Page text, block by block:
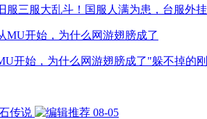
服三服大乱斗！国服人满为患，台服外
开始，为什么网游翅膀成了"躲不掉的
传说
08-05